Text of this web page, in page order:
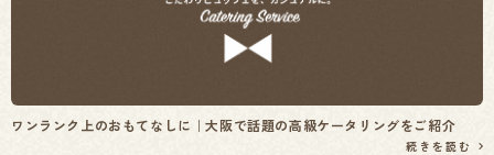
ワンランク上のおもてなしに｜大阪で話題の高級ケータリングをご紹介
続きを読む